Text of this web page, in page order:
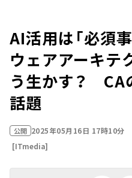
AI活用は「必須事
ウェアアーキテ
う生かす？ CA
話題
公開 2025年05月16日 17時10分
[ITmedia]